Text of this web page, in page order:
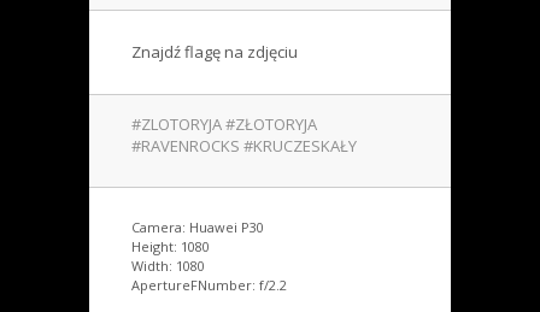
Znajdź flagę na zdjęciu
#ZLOTORYJA #ZŁOTORYJA
#RAVENROCKS #KRUCZESKAŁY
Camera: Huawei P30
Height: 1080
Width: 1080
ApertureFNumber: f/2.2